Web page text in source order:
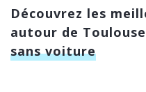
Découvrez les
autour de
sans voiture